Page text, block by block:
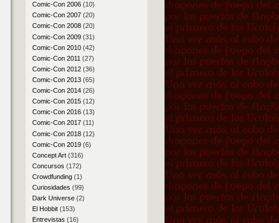
Comic-Con 2006(10)
Comic-Con 2007(20)
Comic-Con 2008(20)
Comic-Con 2009(31)
Comic-Con 2010(42)
Comic-Con 2011 (27)
Comic-Con 2012(36)
Comic-Con 2013(65)
Comic-Con 2014(26)
Comic-Con 2015(12)
Comic-Con 2016(13)
Comic-Con 2017(11)
Comic-Con 2018(12)
Comic-Con 2019(6)
Concept Art(316)
Concursos (172)
Crowdfunding(1)
Curiosidades (99)
Dark Universe(2)
El Hobbit(153)
Entrevistas (16)